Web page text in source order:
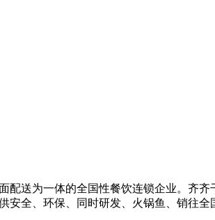
送为一体的全国性餐饮连锁企业。齐
全、环保、同时研发、火锅鱼、销往全